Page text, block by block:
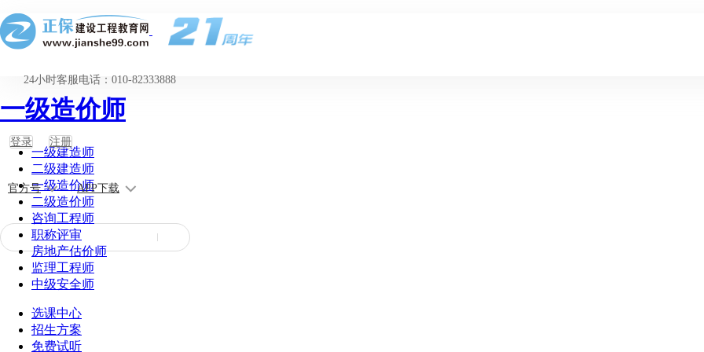
24小时客服电话：010-82333888
登录 注册
官方号 APP下载
一级造价师
一级建造师
二级建造师
一级造价师
二级造价师
咨询工程师
职称评审
房地产估价师
监理工程师
中级安全师
选课中心
招生方案
免费试听